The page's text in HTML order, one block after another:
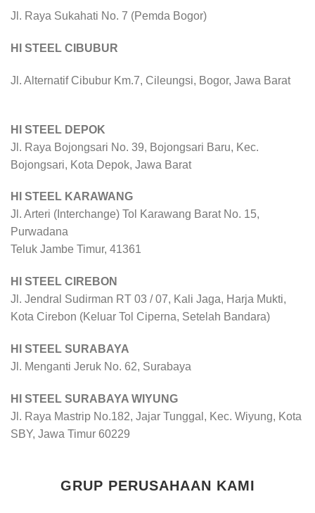
Jl. Raya Sukahati No. 7 (Pemda Bogor)
HI STEEL CIBUBUR
Jl. Alternatif Cibubur Km.7, Cileungsi, Bogor, Jawa Barat
HI STEEL DEPOK
Jl. Raya Bojongsari No. 39, Bojongsari Baru, Kec.
Bojongsari, Kota Depok, Jawa Barat
HI STEEL KARAWANG
Jl. Arteri (Interchange) Tol Karawang Barat No. 15,
Purwadana
Teluk Jambe Timur, 41361
HI STEEL CIREBON
Jl. Jendral Sudirman RT 03 / 07, Kali Jaga, Harja Mukti,
Kota Cirebon (Keluar Tol Ciperna, Setelah Bandara)
HI STEEL SURABAYA
Jl. Menganti Jeruk No. 62, Surabaya
HI STEEL SURABAYA WIYUNG
Jl. Raya Mastrip No.182, Jajar Tunggal, Kec. Wiyung, Kota
SBY, Jawa Timur 60229
GRUP PERUSAHAAN KAMI